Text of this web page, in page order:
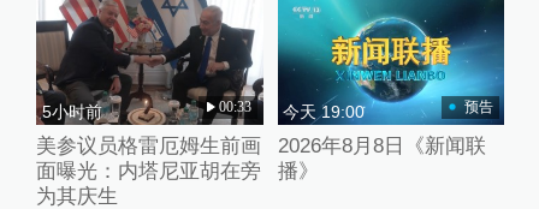
5小时前 00:33
美参议员格雷厄姆生前画
面曝光：内塔尼亚胡在旁
为其庆生
今天 19:00 预告
2026年8月8日《新闻联
播》